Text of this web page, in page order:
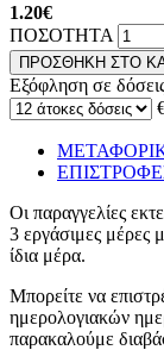
1.20€
ΠΟΣΟΤΗΤΑ
ΠΡΟΣΘΗΚΗ ΣΤΟ
Εξόφληση σε
Οι παραγγελίες
3 εργάσιμες μέρες
ίδια μέρα.
Μπορείτε να
ημερολογιακών
παρακαλούμε